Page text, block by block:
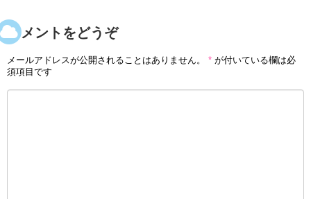
コメントをどうぞ
メールアドレスが公開されることはありません。 * が付いている欄は必
須項目です